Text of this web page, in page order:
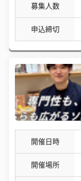
募集人数
申込締切
開催日時
開催場所